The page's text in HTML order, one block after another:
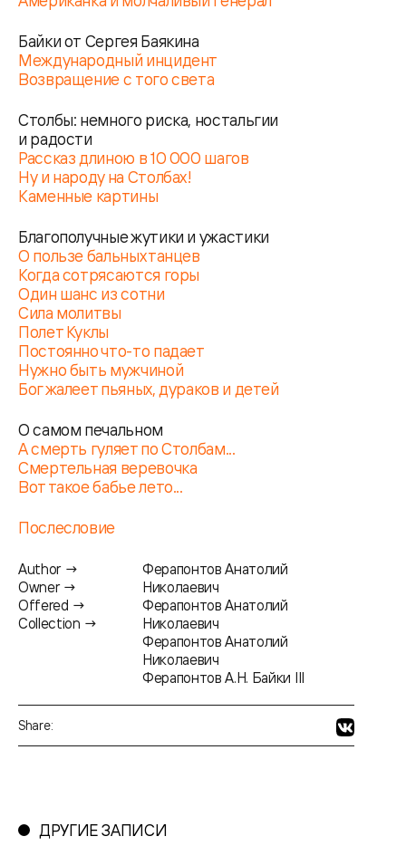
Байки от Сергея Баякина
Международный инцидент
Возвращение с того света
Столбы: немного риска, ностальгии
и радости
Рассказ длиною в 10 000 шагов
Ну и народу на Столбах!
Каменные картины
Благополучные жутики и ужастики
О пользе бальных танцев
Когда сотрясаются горы
Один шанс из сотни
Сила молитвы
Полет Куклы
Постоянно что-то падает
Нужно быть мужчиной
Бог жалеет пьяных, дураков и детей
О самом печальном
А смерть гуляет по Столбам...
Смертельная веревочка
Вот такое бабье лето...
Послесловие
Author →
Owner →
Offered →
Collection →
Ферапонтов Анатолий
Николаевич
Ферапонтов Анатолий
Николаевич
Ферапонтов Анатолий
Николаевич
Ферапонтов А.Н. Байки III
Share:
ДРУГИЕ ЗАПИСИ